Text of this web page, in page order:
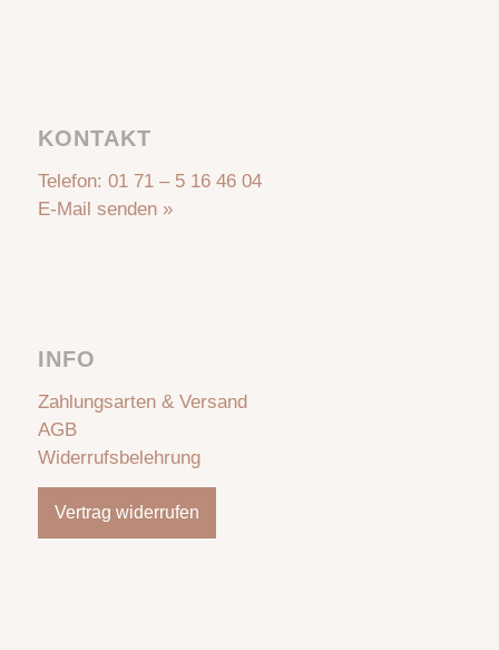
KONTAKT
Telefon: 01 71 – 5 16 46 04
E-Mail senden »
INFO
Zahlungsarten & Versand
AGB
Widerrufsbelehrung
Vertrag widerrufen